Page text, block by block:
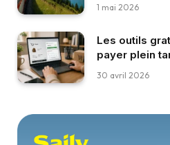
1 mai 2026
Les outils
payer plein
30 avril 2026